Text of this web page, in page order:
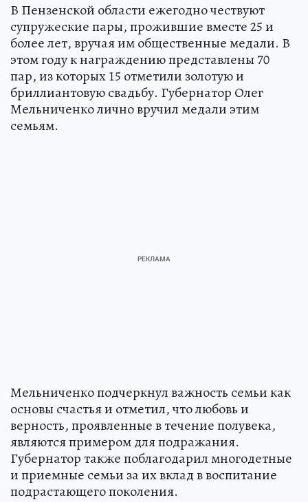
В Пензенской области ежегодно чествуют
супружеские пары, прожившие вместе 25 и
более лет, вручая им общественные медали. В
этом году к награждению представлены 70
пар, из которых 15 отметили золотую и
бриллиантовую свадьбу. Губернатор Олег
Мельниченко лично вручил медали этим
семьям.
Мельниченко подчеркнул важность семьи как
основы счастья и отметил, что любовь и
верность, проявленные в течение полувека,
являются примером для подражания.
Губернатор также поблагодарил многодетные
и приемные семьи за их вклад в воспитание
подрастающего поколения.